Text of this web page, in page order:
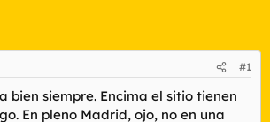
#1
siempre. Encima el sitio tienen
En pleno Madrid, ojo, no en una